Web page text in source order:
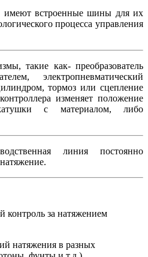
встроенные шины для их
процесса управления
такие как- преобразователь
электропневматический
тормоз или сцепление
изменяет положение
с материалом, либо
линия постоянно
контроль за натяжением
натяжения в разных